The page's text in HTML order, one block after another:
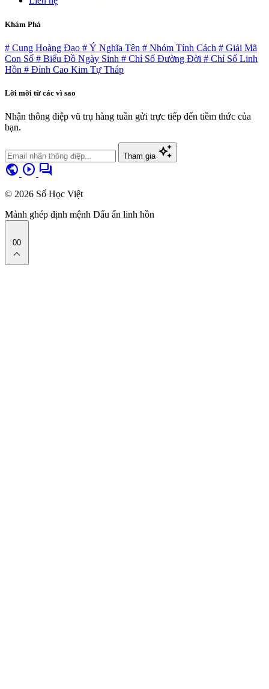
Khám Phá
# Cung Hoàng Đạo # Ý Nghĩa Tên # Nhóm Tính Cách # Giải Mã
Con Số # Biểu Đồ Ngày Sinh # Chỉ Số Đường Đời # Chỉ Số Linh
Hồn # Đỉnh Cao Kim Tự Tháp
Lời mời từ các vì sao
Nhận thông điệp vũ trụ hàng tuần gửi trực tiếp đến tiềm thức của
bạn.
Tham gia auto_awesome
public play_circle forum
© 2026 Số Học Việt
Mảnh ghép định mệnh Dấu ấn linh hồn
00
expand_less